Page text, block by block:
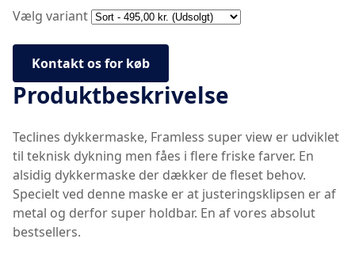
Vælg variant
Kontakt os for køb
Produktbeskrivelse
Teclines dykkermaske, Framless super view er udviklet
til teknisk dykning men fåes i flere friske farver. En
alsidig dykkermaske der dækker de fleset behov.
Specielt ved denne maske er at justeringsklipsen er af
metal og derfor super holdbar. En af vores absolut
bestsellers.